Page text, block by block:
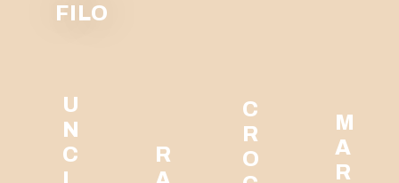
FILO
U
N
C
R
C
R
O
M
A
R